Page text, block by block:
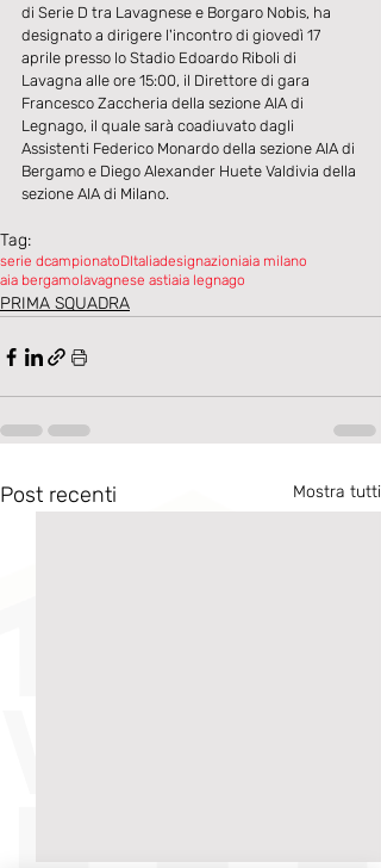
di Serie D tra Lavagnese e Borgaro Nobis, ha
designato a dirigere l'incontro di giovedì 17
aprile presso lo Stadio Edoardo Riboli di
Lavagna alle ore 15:00, il Direttore di gara
Francesco Zaccheria della sezione AIA di
Legnago, il quale sarà coadiuvato dagli
Assistenti Federico Monardo della sezione AIA di
Bergamo e Diego Alexander Huete Valdivia della
sezione AIA di Milano.
Tag:
serie dcampionatoDItaliadesignazioniaia milano
aia bergamolavagnese astiaia legnago
PRIMA SQUADRA
Post recenti Mostra tutti